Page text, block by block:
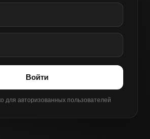
Войти
для авторизованных пользователей